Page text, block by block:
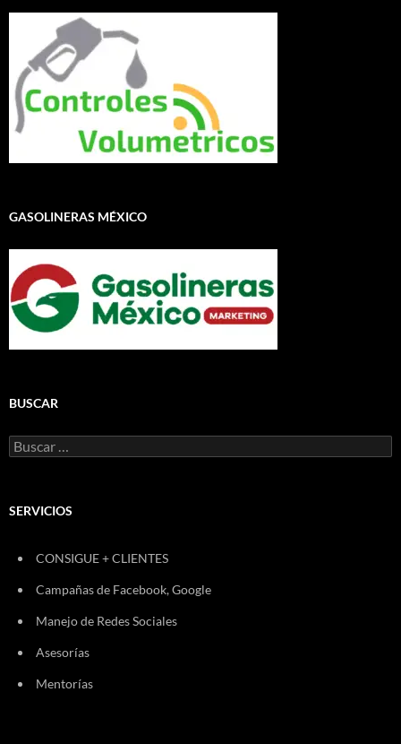
GASOLINERAS MÉXICO
BUSCAR
Buscar:
SERVICIOS
CONSIGUE + CLIENTES
Campañas de Facebook, Google
Manejo de Redes Sociales
Asesorías
Mentorías